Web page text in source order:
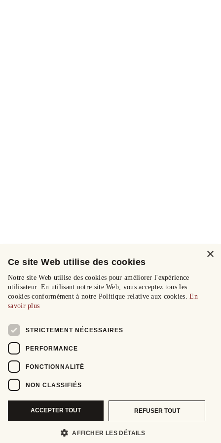
×
Ce site Web utilise des cookies
Notre site Web utilise des cookies pour améliorer l'expérience
utilisateur. En utilisant notre site Web, vous acceptez tous les
cookies conformément à notre Politique relative aux cookies.En
savoir plus
STRICTEMENT NÉCESSAIRES
PERFORMANCE
FONCTIONNALITÉ
NON CLASSIFIÉS
ACCEPTER TOUT REFUSER TOUT
AFFICHER LES DÉTAILS